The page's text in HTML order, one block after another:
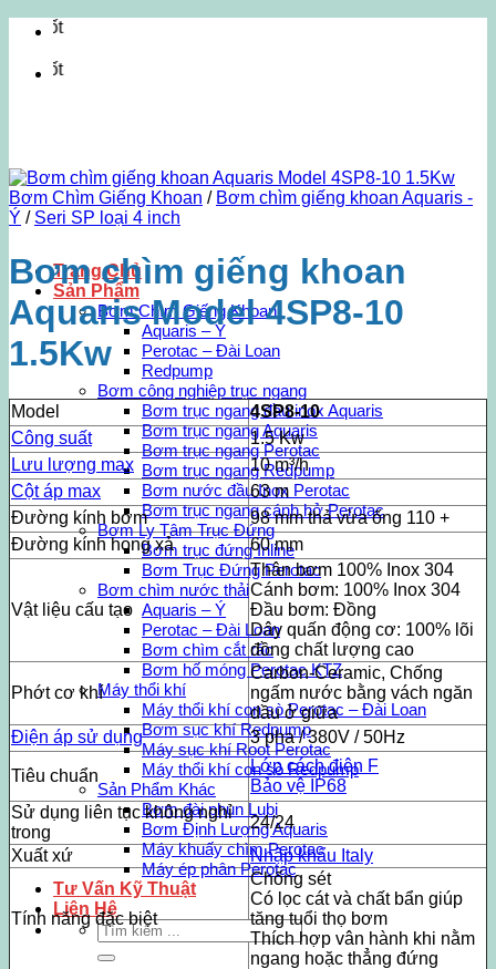
Trang Chủ
Sản Phẩm
Bơm Chìm Giếng Khoan
Aquaris – Ý
Perotac – Đài Loan
Redpump
Bơm công nghiệp trục ngang
Bơm trục ngang đầu inox Aquaris
Bơm trục ngang Aquaris
Bơm trục ngang Perotac
Bơm trục ngang Redpump
Bơm nước đầu Inox Perotac
Bơm trục ngang cánh hở Perotac
Bơm Ly Tâm Trục Đứng
Bơm trục đứng Inline
Bơm Trục Đứng Perotac
Bơm chìm nước thải
Aquaris – Ý
Perotac – Đài Loan
Bơm chìm cắt rác
Bơm hố móng Perotac KTZ
Máy thổi khí
Máy thổi khí con sò Perotac – Đài Loan
Bơm sục khí Redpump
Máy sục khí Root Perotac
Máy thổi khí con sò Redpump
Sản Phẩm Khác
Bơm đài phun Lubi
Bơm Định Lượng Aquaris
Máy khuấy chìm Perotac
Máy ép phân Perotac
Tư Vấn Kỹ Thuật
Liên Hệ
Tìm
kiếm:
Bơm Chìm Giếng Khoan / Bơm chìm giếng khoan Aquaris -
Ý / Seri SP loại 4 inch
Bơm chìm giếng khoan
Aquaris Model 4SP8-10
1.5Kw
Model
4SP8-10
Công suất
1.5 Kw
Lưu lượng max
10 m³/h
Cột áp max
63 m
Đường kính bơm
98 mm thả vừa ống 110 +
Đường kính họng xả
60 mm
Vật liệu cấu tạo
Thân bơm 100% Inox 304
Cánh bơm: 100% Inox 304
Đầu bơm: Đồng
Dây quấn động cơ: 100% lõi
đồng chất lượng cao
Phớt cơ khí
Carbon-Ceramic, Chống
ngấm nước bằng vách ngăn
dầu ở giữa
Điện áp sử dụng
3 pha / 380V / 50Hz
Tiêu chuẩn
Lớp cách điện F
Bảo vệ IP68
Sử dụng liên tục không nghỉ
trong
24/24
Xuất xứ
Nhập khẩu Italy
Tính năng đặc biệt
Chống sét
Có lọc cát và chất bẩn giúp
tăng tuổi thọ bơm
Thích hợp vân hành khi nằm
ngang hoặc thẳng đứng